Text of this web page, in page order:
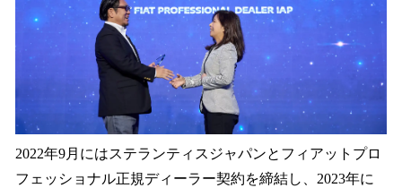
2022年9月にはステランティスジャパンとフィアットプロ
フェッショナル正規ディーラー契約を締結し、2023年に